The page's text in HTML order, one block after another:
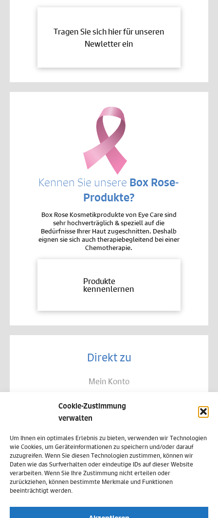
Cookie-Zustimmung
verwalten
Um Ihnen ein optimales Erlebnis zu bieten, verwenden wir Technologien
wie Cookies, um Geräteinformationen zu speichern und/oder darauf
zuzugreifen. Wenn Sie diesen Technologien zustimmen, können wir
Daten wie das Surfverhalten oder eindeutige IDs auf dieser Website
verarbeiten. Wenn Sie Ihre Zustimmung nicht erteilen oder
zurückziehen, können bestimmte Merkmale und Funktionen
beeinträchtigt werden.
Tragen Sie sich hier für unseren
Newletter ein
Kennen Sie unsere Box Rose-
Produkte?
Box Rose Kosmetikprodukte von Eye Care sind
sehr hochverträglich & speziell auf die
Bedürfnisse Ihrer Haut zugeschnitten. Deshalb
eignen sie sich auch therapiebegleitend bei einer
Chemotherapie.
Produkte
kennenlernen
Direkt zu
Mein Konto
Allgemeine Geschäftsbedingungen
Datenschutz
Widerruf
Zahlungsweisen
Versand & Lieferung